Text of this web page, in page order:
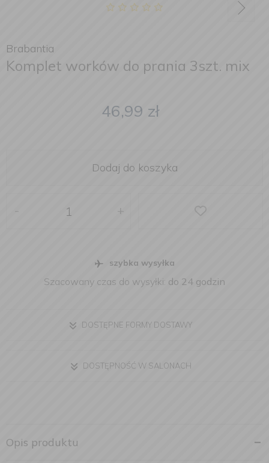
Brabantia
Komplet worków do prania 3szt. mix
46,99 zł
Dodaj do koszyka
- +
szybka wysyłka
Szacowany czas do wysyłki: do 24 godzin
DOSTĘPNE FORMY DOSTAWY
DOSTĘPNOŚĆ W SALONACH
Opis produktu